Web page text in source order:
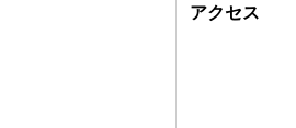
アクセス